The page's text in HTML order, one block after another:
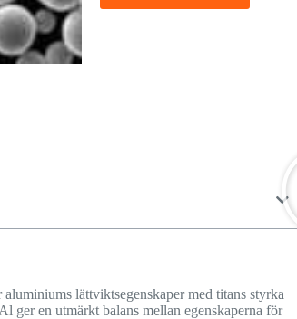
lättviktsegenskaper med titans styrka
ger en utmärkt balans mellan egenskaperna för